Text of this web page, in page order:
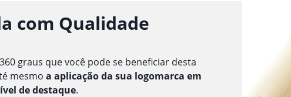
com Qualidade
graus que você pode se beneficiar desta
mesmo a aplicação da sua logomarca em
de destaque.